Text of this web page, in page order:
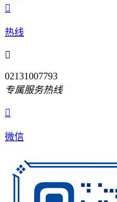

热线

02131007793
专属服务热线

微信